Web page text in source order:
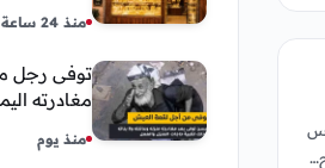
الجنية الذهب
منذ 24 ساعة
توفى رجل
مغادرته
يقدمها لإبنته
منذ يوم